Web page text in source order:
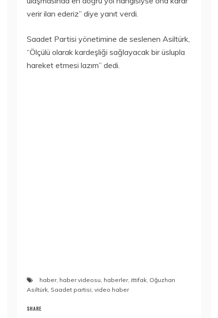
verir ilan ederiz” diye yanıt verdi.
Saadet Partisi yönetimine de seslenen Asiltürk,
“Ölçülü olarak kardeşliği sağlayacak bir üslupla
hareket etmesi lazım” dedi.
haber, haber videosu haberler, ittifak Oğuzhan
Asiltürk Saadet partisi video haber
SHARE